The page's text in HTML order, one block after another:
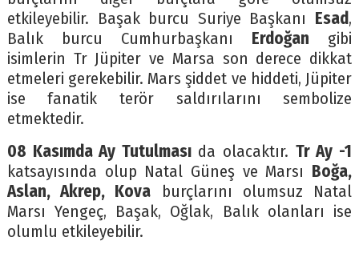
etkileyebilir. Başak burcu Suriye Başkanı Esad,
Balık burcu Cumhurbaşkanı Erdoğan gibi
isimlerin Tr Jüpiter ve Marsa son derece dikkat
etmeleri gerekebilir. Mars şiddet ve hiddeti, Jüpiter
ise fanatik terör saldırılarını sembolize
etmektedir.
08 Kasımda Ay Tutulmasıda olacaktır. Tr Ay -1
katsayısında olup Natal Güneş ve Marsı Boğa,
Aslan, Akrep, Kova burçlarını olumsuz Natal
Marsı Yengeç, Başak, Oğlak, Balık olanları ise
olumlu etkileyebilir.